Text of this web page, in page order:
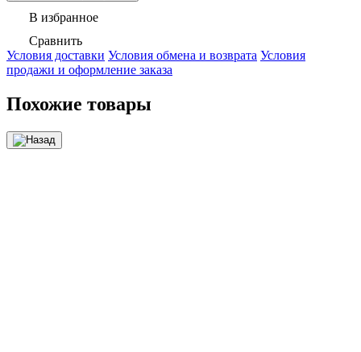
В избранное
Сравнить
Условия доставки Условия обмена и возврата Условия
продажи и оформление заказа
Похожие товары